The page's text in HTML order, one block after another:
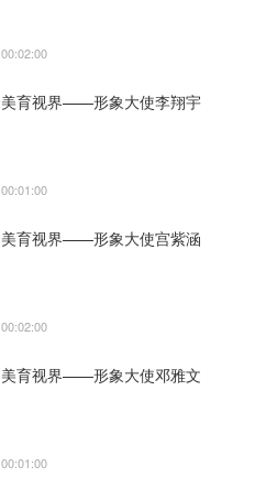
00:02:00
美育视界——形象大使李翔宇
00:01:00
美育视界——形象大使宫紫涵
00:02:00
美育视界——形象大使邓雅文
00:01:00